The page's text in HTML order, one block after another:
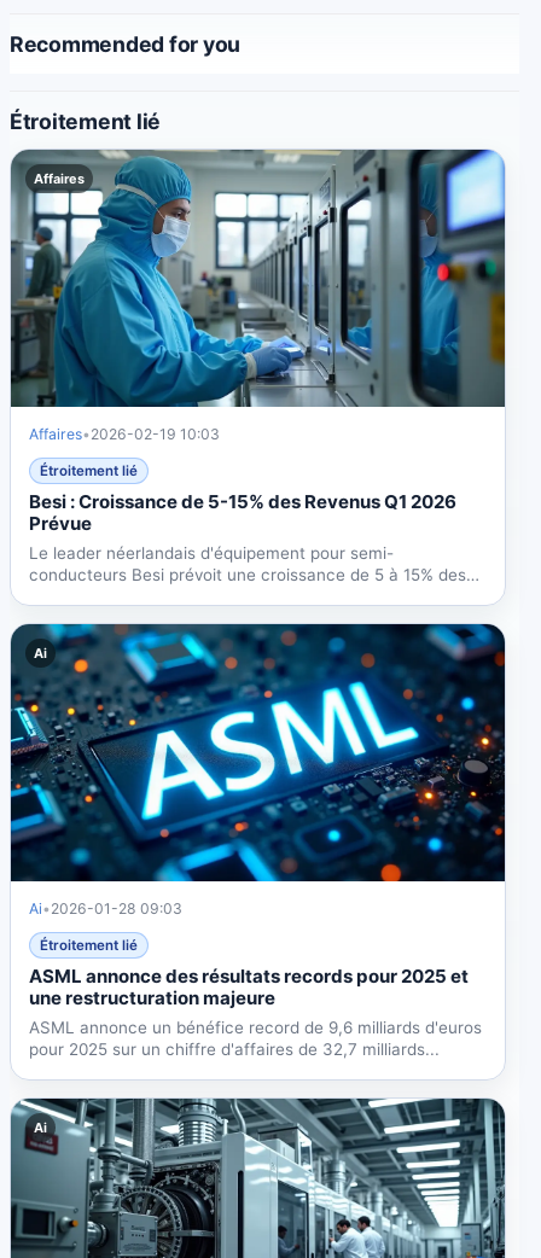
Recommended for you
Étroitement lié
Affaires
Affaires• 2026-02-19 10:03
Étroitement lié
Besi : Croissance de 5-15% des Revenus Q1 2026
Prévue
Le leader néerlandais d'équipement pour semi-
conducteurs Besi prévoit une croissance de 5 à 15% des
Ai
Ai• 2026-01-28 09:03
Étroitement lié
ASML annonce des résultats records pour 2025 et
une restructuration majeure
ASML annonce un bénéfice record de 9,6 milliards d'euros
pour 2025 sur un chiffre d'affaires de 32,7 milliards...
Ai